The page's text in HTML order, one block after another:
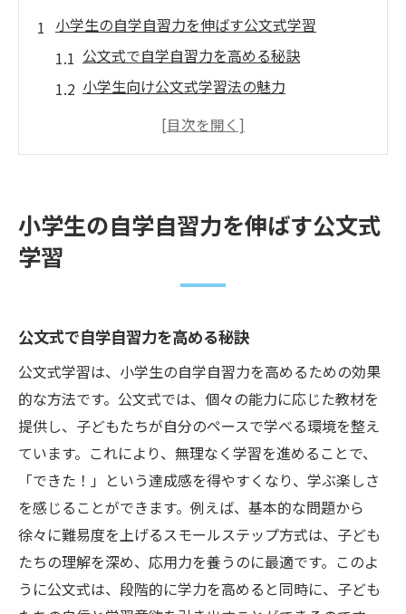
小学生の自学自習力を伸ばす公文式学習
公文式で自学自習力を高める秘訣
小学生向け公文式学習法の魅力
自学自習力を育む公文式の効果
公文式による自学自習の成功例
神奈川県での自学自習教材の選び方
自学自習に適した教材選びのコツ
神奈川県での教材選びが学びを変える
教材選びで伸ばす小学生の自学自習力
自学自習に最適な教材の見極め方
公文式で小学生の学ぶ力を高める方法
公文式で学ぶ力を引き出すステップ
小学生の学びを支える公文式の活用法
公文式で学ぶ力を伸ばす具体的手法
学ぶ力を高める公文式の取り組み方
公文式が小学生の学びをサポートする理由
小学生の自学自習力を伸ばす公文式
学習
公文式で自学自習力を高める秘訣
公文式学習は、小学生の自学自習力を高めるための効果
的な方法です。公文式では、個々の能力に応じた教材を
提供し、子どもたちが自分のペースで学べる環境を整え
ています。これにより、無理なく学習を進めることで、
「できた！」という達成感を得やすくなり、学ぶ楽しさ
を感じることができます。例えば、基本的な問題から
徐々に難易度を上げるスモールステップ方式は、子ども
たちの理解を深め、応用力を養うのに最適です。このよ
うに公文式は、段階的に学力を高めると同時に、子ども